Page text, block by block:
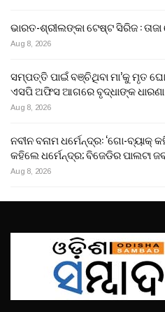
ଭାରତ-ଶ୍ରୀଲଙ୍କା ଟେଷ୍ଟ ସିରିଜ :
Aug 8, 2026
ସମ୍ପତ୍ତି ପାଇଁ ବଞ୍ଚିଥିବା ମା’କୁ ମୃତ
ଏସପି ଅଫିସ ଆଗରେ ବୃଦ୍ଧାଙ୍କ ଧାରଣା
Aug 8, 2026
ନବୀନ ବନାମ ଧର୍ମେନ୍ଦ୍ର: ‘ଗୋ-ବ୍ୟାକ୍
କହିଲେ ଧର୍ମେନ୍ଦ୍ର; ବିଜେଡିର ପାଲଟା
Aug 8, 2026